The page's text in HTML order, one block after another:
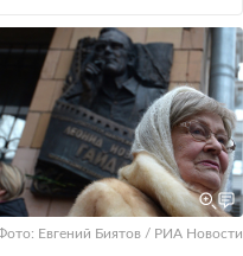
Евгений Биятов / РИА Новости